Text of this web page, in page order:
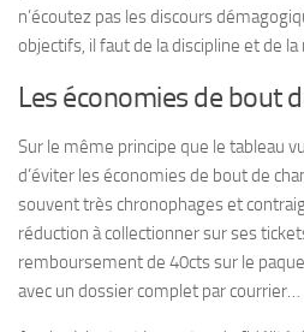
n’écoutez pas les discours
objectifs, il faut de la discipline et de la
Les économies de bout
Sur le même principe que le tableau
d’éviter les économies de bout de
souvent très chronophages et
réduction à collectionner sur ses
remboursement de 40cts sur le
avec un dossier complet par courrier…